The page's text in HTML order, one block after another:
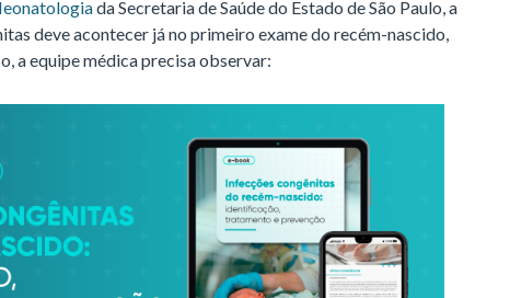
da Secretaria de Saúde do Estado de São Paulo, a
deve acontecer já no primeiro exame do recém-nascido,
a equipe médica precisa observar: